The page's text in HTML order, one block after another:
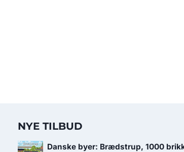
NYE TILBUD
Danske byer: Brædstrup, 1000